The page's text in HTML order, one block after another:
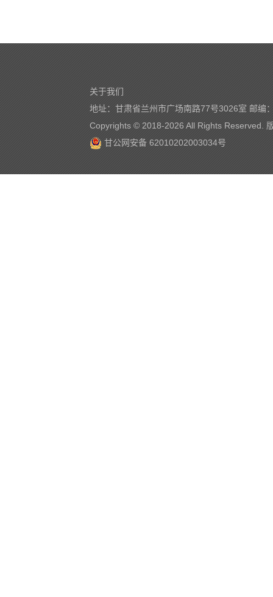
关于我们
地址：甘肃省兰州市广场南路77号3026室 邮编
Copyrights © 2018-2026 All Rights Reserved.
甘公网安备 62010202003034号